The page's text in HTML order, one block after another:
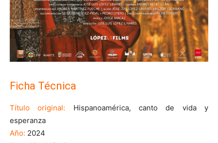
Ficha Técnica
Título original: Hispanoamérica, canto de vida y
esperanza
Año: 2024